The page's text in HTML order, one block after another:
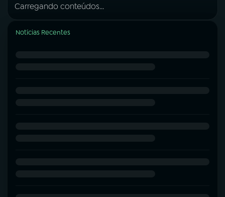
Carregando conteúdos...
Notícias Recentes